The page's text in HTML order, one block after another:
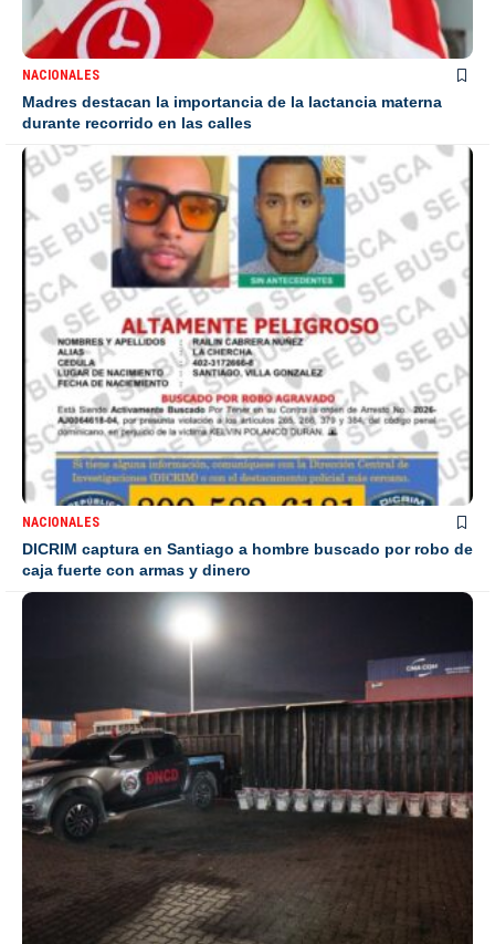
NACIONALES
Madres destacan la importancia de la lactancia materna
durante recorrido en las calles
NACIONALES
DICRIM captura en Santiago a hombre buscado por robo de
caja fuerte con armas y dinero